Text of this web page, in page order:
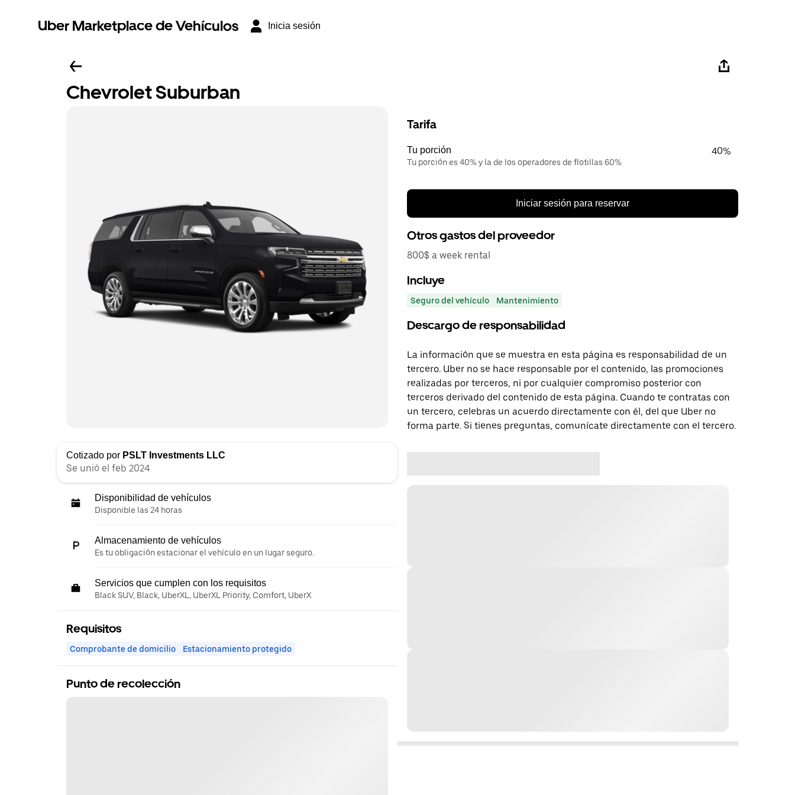
Uber Marketplace de Vehículos Inicia sesión
Chevrolet Suburban
Cotizado por PSLT Investments LLC
Se unió el feb 2024
Disponibilidad de vehículos
Disponible las 24 horas
Almacenamiento de vehículos
Es tu obligación estacionar el vehículo en un lugar seguro.
Servicios que cumplen con los requisitos
Black SUV, Black, UberXL, UberXL Priority, Comfort, UberX
Requisitos
Comprobante de domicilio Estacionamiento protegido
Punto de recolección
Tarifa
Tu porción
Tu porción es 40% y la de los operadores de flotillas 60%
40%
Iniciar sesión para reservar
Otros gastos del proveedor
800$ a week rental
Incluye
Seguro del vehículo Mantenimiento
Descargo de responsabilidad
La información que se muestra en esta página es responsabilidad de un
tercero. Uber no se hace responsable por el contenido, las promociones
realizadas por terceros, ni por cualquier compromiso posterior con
terceros derivado del contenido de esta página. Cuando te contratas con
un tercero, celebras un acuerdo directamente con él, del que Uber no
forma parte. Si tienes preguntas, comunícate directamente con el tercero.